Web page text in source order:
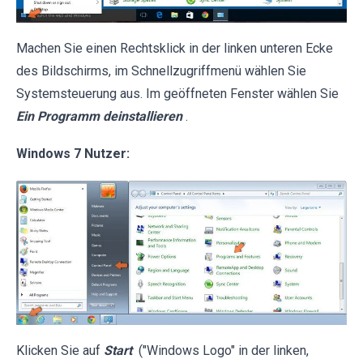
Machen Sie einen Rechtsklick in der linken unteren Ecke
des Bildschirms, im Schnellzugriffmenü wählen Sie
Systemsteuerung aus. Im geöffneten Fenster wählen Sie
Ein Programm deinstallieren .
Windows 7 Nutzer:
Klicken Sie auf Start ("Windows Logo" in der linken,